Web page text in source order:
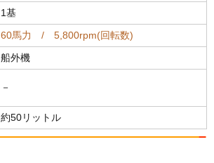
1基
60馬力 / 5,800rpm(回転数)
船外機
－
約50リットル